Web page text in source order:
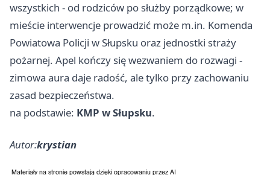
wszystkich - od rodziców po służby porządkowe; w
mieście interwencje prowadzić może m.in. Komenda
Powiatowa Policji w Słupsku oraz jednostki straży
pożarnej. Apel kończy się wezwaniem do rozwagi -
zimowa aura daje radość, ale tylko przy zachowaniu
zasad bezpieczeństwa.
na podstawie: KMP w Słupsku.
Autor:krystian